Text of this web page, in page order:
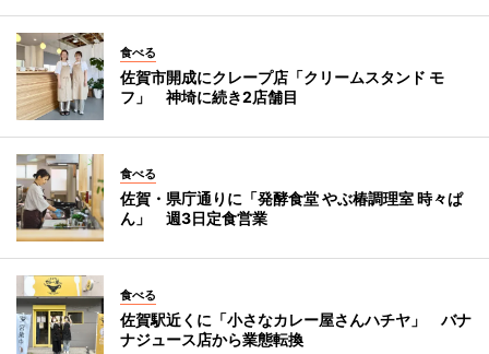
食べる
佐賀市開成にクレープ店「クリームスタンド モ
フ」 神埼に続き2店舗目
食べる
佐賀・県庁通りに「発酵食堂 やぶ椿調理室 時々ぱ
ん」 週3日定食営業
食べる
佐賀駅近くに「小さなカレー屋さんハチヤ」 バナ
ナジュース店から業態転換